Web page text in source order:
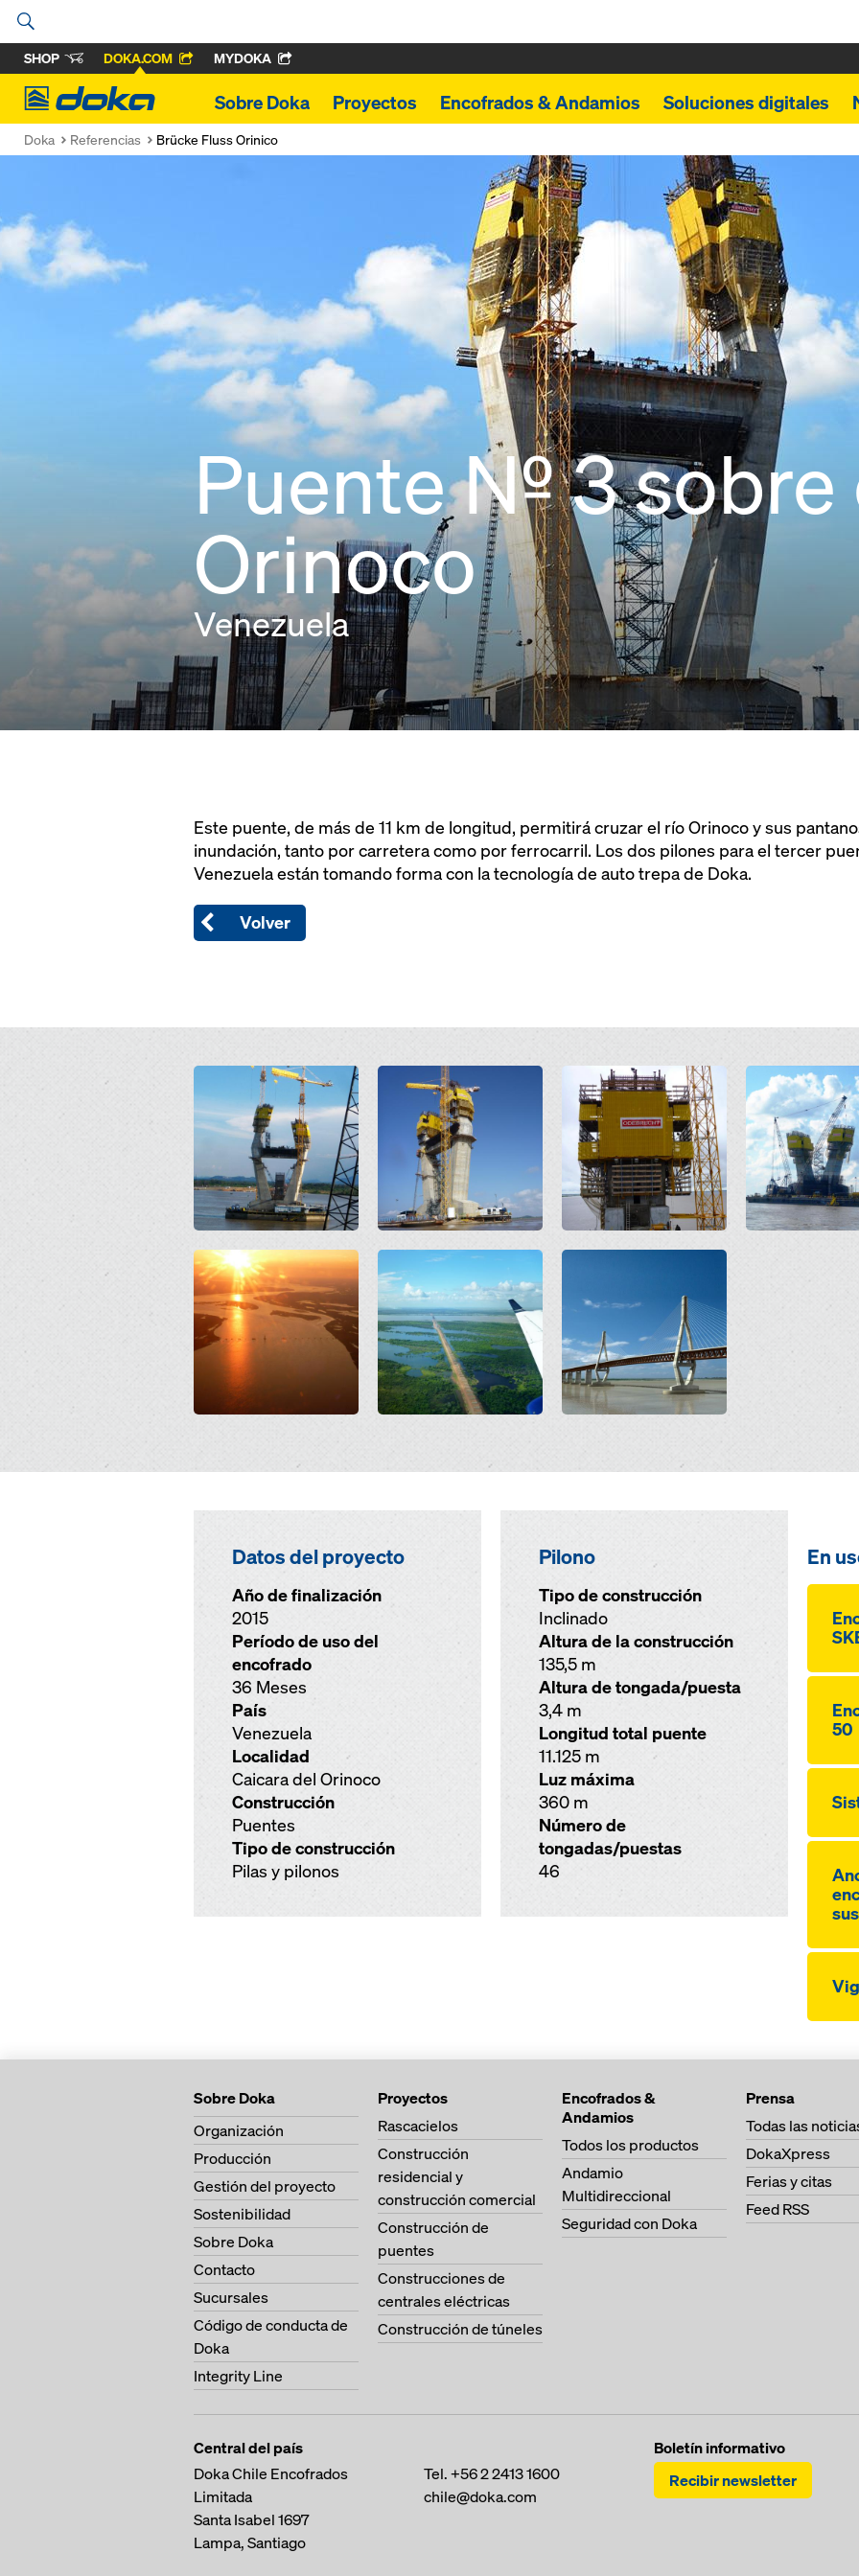
SHOP DOKA.COM MYDOKA
Doka
Sobre Doka Proyectos Encofrados & Andamios Soluciones digitales
Doka Referencias Brücke Fluss Orinico
Puente Nº 3 sobre
Orinoco
Venezuela
Este puente, de más de 11 km de longitud, permitirá cruzar el río Orinoco y sus
inundación, tanto por carretera como por ferrocarril. Los dos pilones para el tercer
Venezuela están tomando forma con la tecnología de auto trepa de Doka.
Volver
Open Open Open
Open Open Open
Datos del proyecto
Año de finalización
2015
Período de uso del
encofrado
36 Meses
País
Venezuela
Localidad
Caicara del Orinoco
Construcción
Puentes
Tipo de construcción
Pilas y pilonos
Pilono
Tipo de construcción
Inclinado
Altura de la construcción
135,5 m
Altura de tongada/puesta
3,4 m
Longitud total puente
11.125 m
Luz máxima
360 m
Número de
tongadas/puestas
46
En
50
Sobre Doka
Organización
Producción
Gestión del proyecto
Sostenibilidad
Sobre Doka
Contacto
Sucursales
Código de conducta de
Doka
Integrity Line
Proyectos
Rascacielos
Construcción
residencial y
construcción comercial
Construcción de
puentes
Construcciones de
centrales eléctricas
Construcción de túneles
Encofrados &
Andamios
Todos los productos
Andamio
Multidireccional
Seguridad con Doka
Prensa
Todas las
DokaXpress
Ferias y citas
Feed RSS
Central del país
Doka Chile Encofrados
Limitada
Santa Isabel 1697
Lampa, Santiago
Tel.+56 2 2413 1600
chile@doka.com
Boletín informativo
Recibir newsletter